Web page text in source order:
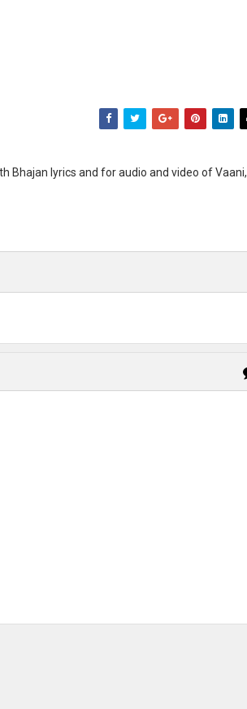
Bhajan lyrics and for audio and video of Vaani,